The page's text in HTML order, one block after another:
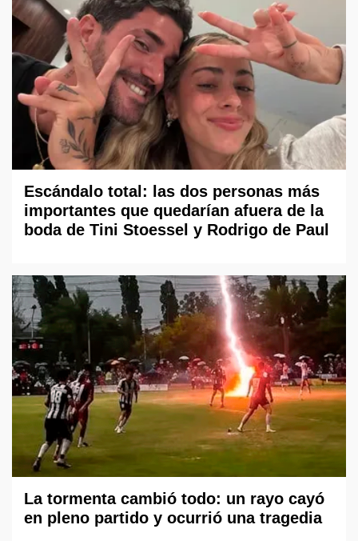
Escándalo total: las dos personas más
importantes que quedarían afuera de la
boda de Tini Stoessel y Rodrigo de Paul
La tormenta cambió todo: un rayo cayó
en pleno partido y ocurrió una tragedia